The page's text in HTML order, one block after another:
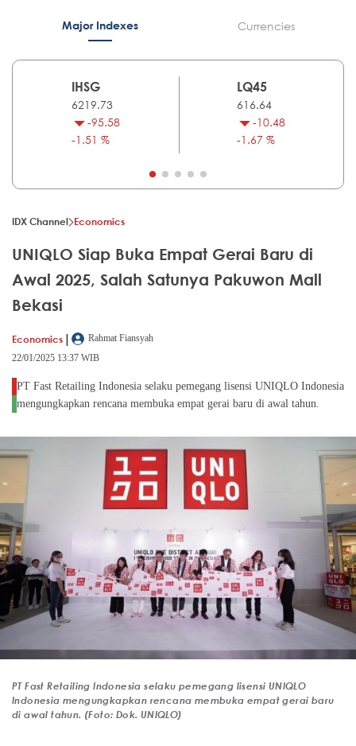
Major Indexes Currencies
IHSG
6219.73
-95.58
-1.51 %
LQ45
616.64
-10.48
-1.67 %
IDX Channel Economics
UNIQLO Siap Buka Empat Gerai Baru di
Awal 2025, Salah Satunya Pakuwon Mall
Bekasi
Economics |
Rahmat Fiansyah
22/01/2025 13:37 WIB
PT Fast Retailing Indonesia selaku pemegang lisensi UNIQLO Indonesia
mengungkapkan rencana membuka empat gerai baru di awal tahun.
PT Fast Retailing Indonesia selaku pemegang lisensi UNIQLO
Indonesia mengungkapkan rencana membuka empat gerai baru
di awal tahun. (Foto: Dok. UNIQLO)